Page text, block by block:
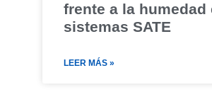
frente a la humedad
sistemas SATE
LEER MÁS »